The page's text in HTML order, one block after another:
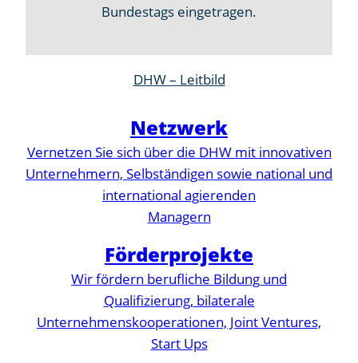
Bundestags eingetragen.
DHW – Leitbild
Netzwerk
Vernetzen Sie sich über die DHW mit innovativen
Unternehmern, Selbständigen sowie national und
international agierenden
Managern
Förderprojekte
Wir fördern berufliche Bildung und
Qualifizierung, bilaterale
Unternehmenskooperationen, Joint Ventures,
Start Ups